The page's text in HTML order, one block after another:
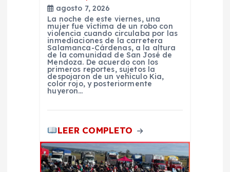
agosto 7, 2026
La noche de este viernes, una
mujer fue víctima de un robo con
violencia cuando circulaba por las
inmediaciones de la carretera
Salamanca-Cárdenas, a la altura
de la comunidad de San José de
Mendoza. De acuerdo con los
primeros reportes, sujetos la
despojaron de un vehículo Kia,
color rojo, y posteriormente
huyeron…
LEER COMPLETO